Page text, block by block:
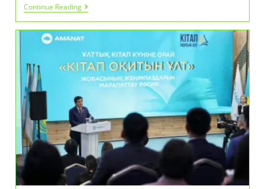
Continue Reading«Қаңғыбас
Иттер
Мәселесі
Әлі
Шешілмеді»:
Ақтөбеде
Баласын
Ит
Талап
Өлтірген
Әке
Сөз
Сөйледі